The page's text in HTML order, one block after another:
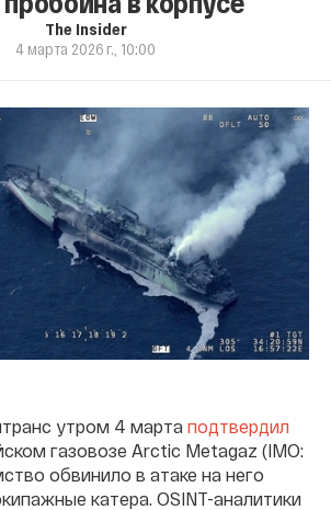
The Insider
4 марта 2026 г., 10:00
утром 4 марта подтвердил
газовозе Arctic Metagaz (IMO:
обвинило в атаке на него
катера. OSINT-аналитики